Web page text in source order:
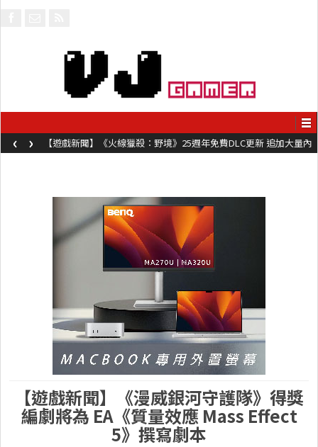
【遊戲新聞】《火線獵殺：野境》25週年免費DLC更新 追加大量內
容同時系舊作限時超平價折扣
‹ ›
【遊戲新聞】《漫威銀河守護隊》得獎
編劇將為 EA《質量效應 Mass Effect
5》撰寫劇本